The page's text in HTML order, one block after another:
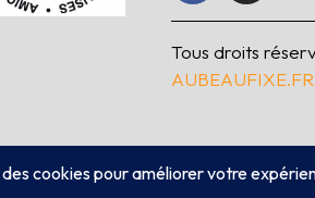
Tous droits
AUBEAUFIXE.FR